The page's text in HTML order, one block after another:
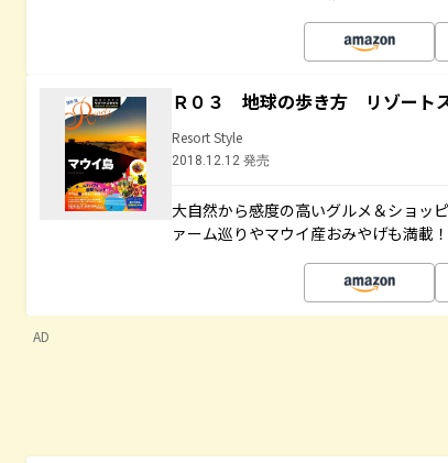
Ｒ０３ 地球の歩き方 リゾート
Resort Style
2018.12.12 発売
大自然から感度の高いグルメ＆ショッ
ァーム巡りやマウイ産おみやげも満載！
AD